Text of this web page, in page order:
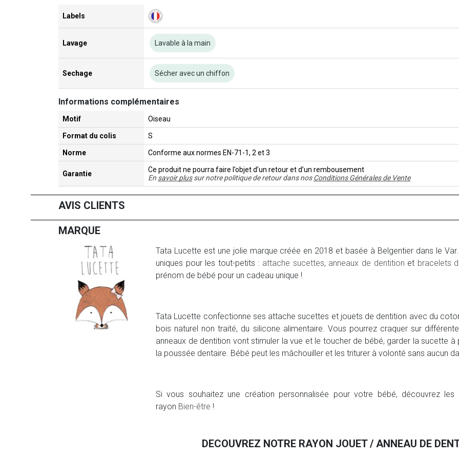
Labels
Lavage Lavable à la main
Sechage Sécher avec un chiffon
Informations complémentaires
Motif Oiseau
Format du colis S
Norme Conforme aux normes EN-71-1, 2 et 3
Garantie
Ce produit ne pourra faire l’objet d’un retour et d’un rembousement
En savoir plussur notre politique de retour dans nosConditions Générales de Vente
AVIS CLIENTS
MARQUE
Tata Lucette est une jolie marque créée en 2018 et basée à Belgentier dans le
uniques pour les tout-petits : attache sucettes, anneaux de dentition et bracelets
prénom de bébé pour un cadeau unique !
Tata Lucette confectionne ses attache sucettes et jouets de dentition avec du
bois naturel non traité, du silicone alimentaire. Vous pourrez craquer sur
anneaux de dentition vont stimuler la vue et le toucher de bébé, garder la sucette
la poussée dentaire. Bébé peut les mâchouiller et les triturer à volonté sans aucun
Si vous souhaitez une création personnalisée pour votre bébé, découvrez
rayon Bien-être !
DECOUVREZ NOTRE RAYON JOUET / ANNEAU DE